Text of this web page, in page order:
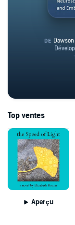
Top ventes
Aperçu